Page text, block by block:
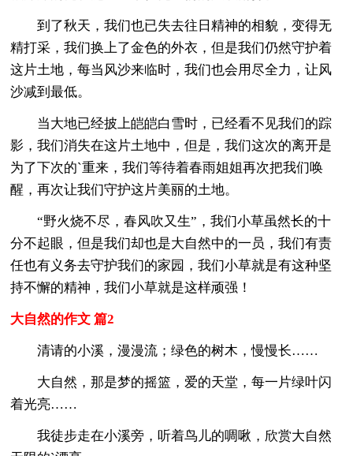
到了秋天，我们也已失去往日精神的相貌，变得无
精打采，我们换上了金色的外衣，但是我们仍然守护着
这片土地，每当风沙来临时，我们也会用尽全力，让风
沙减到最低。
当大地已经披上皑皑白雪时，已经看不见我们的踪
影，我们消失在这片土地中，但是，我们这次的离开是
为了下次的`重来，我们等待着春雨姐姐再次把我们唤
醒，再次让我们守护这片美丽的土地。
“野火烧不尽，春风吹又生”，我们小草虽然长的十
分不起眼，但是我们却也是大自然中的一员，我们有责
任也有义务去守护我们的家园，我们小草就是有这种坚
持不懈的精神，我们小草就是这样顽强！
大自然的作文 篇2
清请的小溪，漫漫流；绿色的树木，慢慢长……
大自然，那是梦的摇篮，爱的天堂，每一片绿叶闪
着光亮……
我徒步走在小溪旁，听着鸟儿的啁啾，欣赏大自然